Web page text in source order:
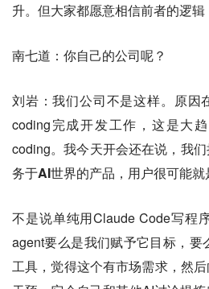
升。但大家都愿意相信前者的逻辑
南七道： 你自己的公司呢？
刘岩：我们公司不是这样。原因
coding完成开发工作，这是大
coding。我今天开会还在说，我
务于AI世界的产品，用户很可能就
不是说单纯用Claude Code写程
agent要么是我们赋予它目标，
工具，觉得这个有市场需求，然